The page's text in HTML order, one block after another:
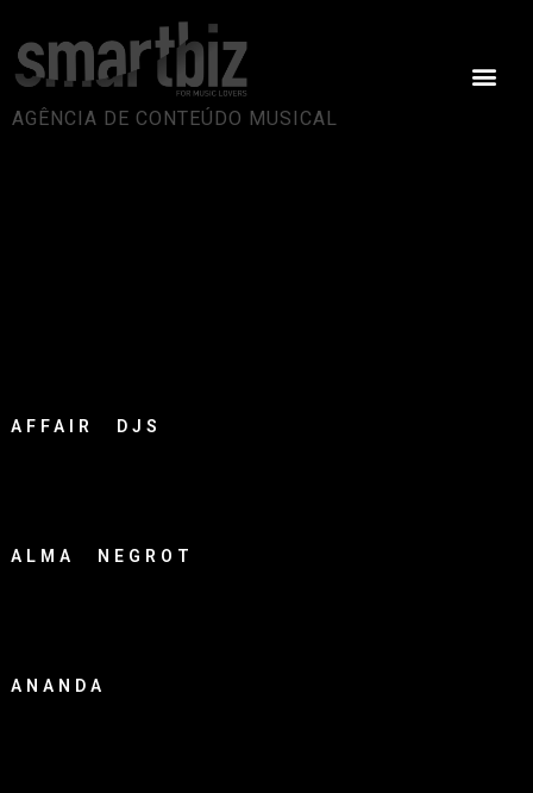
AGÊNCIA DE CONTEÚDO MUSICAL
AFFAIR DJS
ALMA NEGROT
ANANDA